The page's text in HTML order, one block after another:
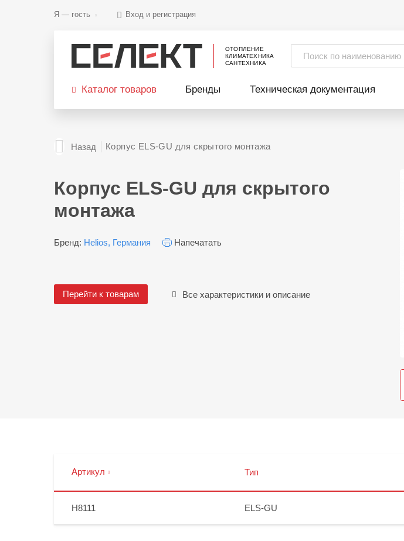
Я — гость Вход и регистрация
ОТОПЛЕНИЕ
КЛИМАТЕХНИКА
САНТЕХНИКА
Каталог товаров Бренды Техническая документация
Назад Корпус ELS-GU для скрытого монтажа
Корпус ELS-GU для скрытого
монтажа
Бренд: Helios, Германия Напечатать
Перейти к товарам Все характеристики и описание
Артикул Тип
H8111 ELS-GU